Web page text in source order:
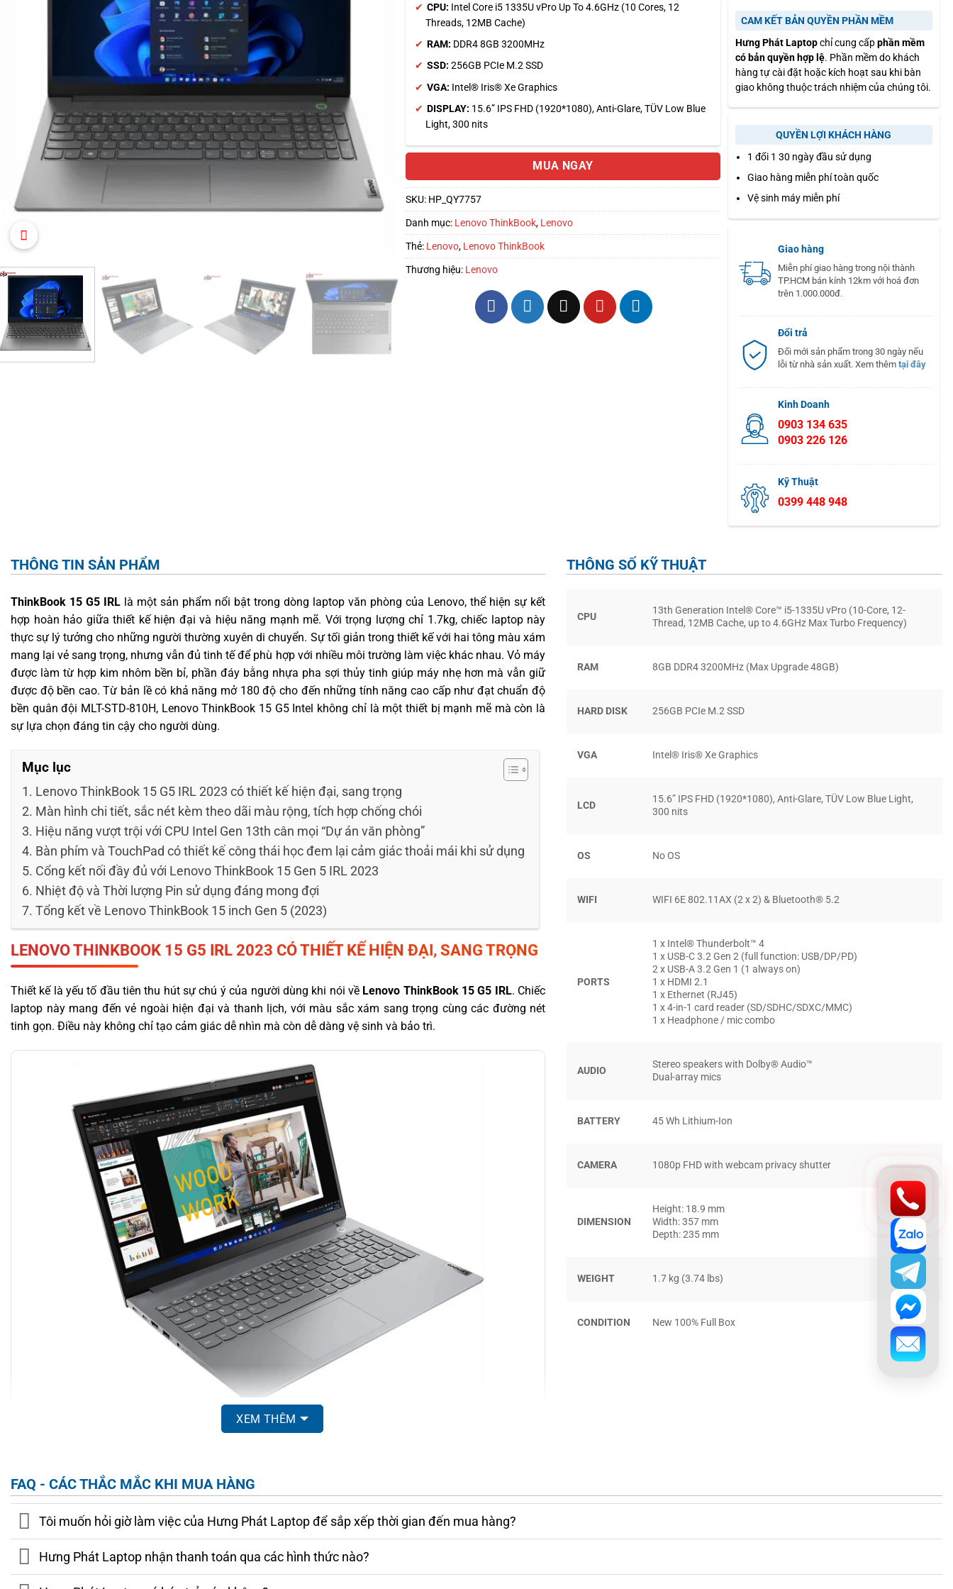
CPU: Intel Core i5 1335U vPro Up To 4.6GHz (10 Cores, 12
Threads, 12MB Cache)
RAM: DDR4 8GB 3200MHz
SSD: 256GB PCIe M.2 SSD
VGA: Intel® Iris® Xe Graphics
DISPLAY: 15.6” IPS FHD (1920*1080), Anti-Glare, TÜV Low Blue
Light, 300 nits
MUA NGAY
SKU: HP_QY7757
Danh mục: Lenovo ThinkBook, Lenovo
Thẻ: Lenovo, Lenovo ThinkBook
Thương hiệu: Lenovo
CAM KẾT BẢN QUYỀN PHẦN MỀM
Hưng Phát Laptopchỉ cung cấpphần mềm
có bản quyền hợp lệ. Phần mềm do khách
hàng tự cài đặt hoặc kích hoạt sau khi bàn
giao không thuộc trách nhiệm của chúng tôi.
QUYỀN LỢI KHÁCH HÀNG
1 đổi 1 30 ngày đầu sử dụng
Giao hàng miễn phí toàn quốc
Vệ sinh máy miễn phí
Giao hàng
Miễn phí giao hàng trong nội thành
TP.HCM bán kính 12km với hoá đơn
trên 1.000.000đ.
Đổi trả
Đổi mới sản phẩm trong 30 ngày nếu
lỗi từ nhà sản xuất. Xem thêm tại đây
Kinh Doanh
0903 134 635
0903 226 126
Kỹ Thuật
0399 448 948
THÔNG TIN SẢN PHẨM
ThinkBook 15 G5 IRL là một sản phẩm nổi bật trong dòng laptop văn phòng của Lenovo, thể hiện sự kết
hợp hoàn hảo giữa thiết kế hiện đại và hiệu năng mạnh mẽ. Với trọng lượng chỉ 1.7kg, chiếc laptop này
thực sự lý tưởng cho những người thường xuyên di chuyển. Sự tối giản trong thiết kế với hai tông màu xám
mang lại vẻ sang trọng, nhưng vẫn đủ tinh tế để phù hợp với nhiều môi trường làm việc khác nhau. Vỏ máy
được làm từ hợp kim nhôm bền bỉ, phần đáy bằng nhựa pha sợi thủy tinh giúp máy nhẹ hơn mà vẫn giữ
được độ bền cao. Từ bản lề có khả năng mở 180 độ cho đến những tính năng cao cấp như đạt chuẩn độ
bền quân đội MLT-STD-810H, Lenovo ThinkBook 15 G5 Intel không chỉ là một thiết bị mạnh mẽ mà còn là
sự lựa chọn đáng tin cậy cho người dùng.
Mục lục
Lenovo ThinkBook 15 G5 IRL 2023 có thiết kế hiện đại, sang trọng
Màn hình chi tiết, sắc nét kèm theo dãi màu rộng, tích hợp chống chói
Hiệu năng vượt trội với CPU Intel Gen 13th cân mọi “Dự án văn phòng”
Bàn phím và TouchPad có thiết kế công thái học đem lại cảm giác thoải mái khi sử dụng
Cổng kết nối đầy đủ với Lenovo ThinkBook 15 Gen 5 IRL 2023
Nhiệt độ và Thời lượng Pin sử dụng đáng mong đợi
Tổng kết về Lenovo ThinkBook 15 inch Gen 5 (2023)
LENOVO THINKBOOK 15 G5 IRL 2023 CÓ THIẾT KẾ HIỆN ĐẠI, SANG TRỌNG
Thiết kế là yếu tố đầu tiên thu hút sự chú ý của người dùng khi nói về Lenovo ThinkBook 15 G5 IRL. Chiếc
laptop này mang đến vẻ ngoài hiện đại và thanh lịch, với màu sắc xám sang trọng cùng các đường nét
tinh gọn. Điều này không chỉ tạo cảm giác dễ nhìn mà còn dễ dàng vệ sinh và bảo trì.
pha sợi thủy tinh thêm vào đó không chỉ giúp cân nặng giảm thiểu mà còn tăng cường tính năng chịu lực,
giúp laptop bền bỉ hơn trong quá trình sử dụng hàng ngày.
Một điểm cộng lớn không thể không nhắc tới là bản lề 180 độ, cho phép người dùng mở màn hình ra một
cách dễ dàng và linh hoạt hơn. Ngoài ra, thiết kế này cũng tạo điều kiện thuận lợi cho việc chia sẻ nội dung
trên màn hình với người khác, vô cùng tiện lợi trong các cuộc họp nhóm hay thuyết trình.
XEM THÊM
THÔNG SỐ KỸ THUẬT
CPU
13th Generation Intel® Core™ i5-1335U vPro (10-Core, 12-
Thread, 12MB Cache, up to 4.6GHz Max Turbo Frequency)
RAM 8GB DDR4 3200MHz (Max Upgrade 48GB)
HARD DISK 256GB PCIe M.2 SSD
VGA Intel® Iris® Xe Graphics
LCD
15.6” IPS FHD (1920*1080), Anti-Glare, TÜV Low Blue Light,
300 nits
OS No OS
WIFI WIFI 6E 802.11AX (2 x 2) & Bluetooth® 5.2
PORTS
1 x Intel® Thunderbolt™ 4
1 x USB-C 3.2 Gen 2 (full function: USB/DP/PD)
2 x USB-A 3.2 Gen 1 (1 always on)
1 x HDMI 2.1
1 x Ethernet (RJ45)
1 x 4-in-1 card reader (SD/SDHC/SDXC/MMC)
1 x Headphone / mic combo
AUDIO
Stereo speakers with Dolby® Audio™
Dual-array mics
BATTERY 45 Wh Lithium-Ion
CAMERA 1080p FHD with webcam privacy shutter
DIMENSION
Height: 18.9 mm
Width: 357 mm
Depth: 235 mm
WEIGHT 1.7 kg (3.74 lbs)
CONDITION New 100% Full Box
FAQ - CÁC THẮC MẮC KHI MUA HÀNG
Tôi muốn hỏi giờ làm việc của Hưng Phát Laptop để sắp xếp thời gian đến mua hàng?
Hưng Phát Laptop nhận thanh toán qua các hình thức nào?